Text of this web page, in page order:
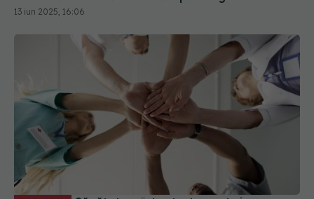
EXCLUSIV Sănătatea, între tratament și
prevenție. Cătălin Radu: O populație educată